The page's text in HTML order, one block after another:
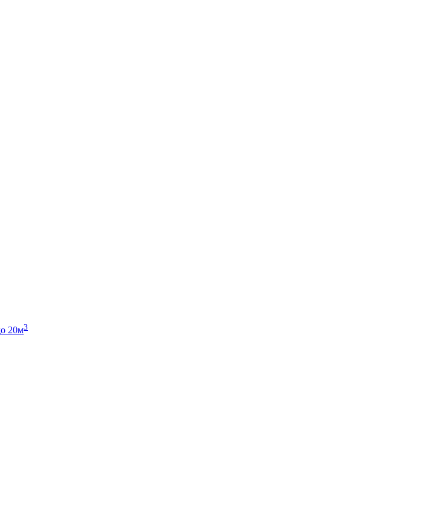
20м3